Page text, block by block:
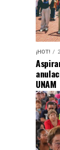
¡HOT!
UNAM